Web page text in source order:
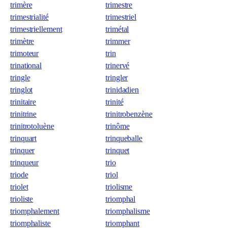
trimère
trimestre
trimestrialité
trimestriel
trimestriellement
trimétal
trimètre
trimmer
trimoteur
trin
trinational
trinervé
tringle
tringler
tringlot
trinidadien
trinitaire
trinité
trinitrine
trinitrobenzène
trinitrotoluène
trinôme
trinquart
trinqueballe
trinquer
trinquet
trinqueur
trio
triode
triol
triolet
triolisme
trioliste
triomphal
triomphalement
triomphalisme
triomphaliste
triomphant